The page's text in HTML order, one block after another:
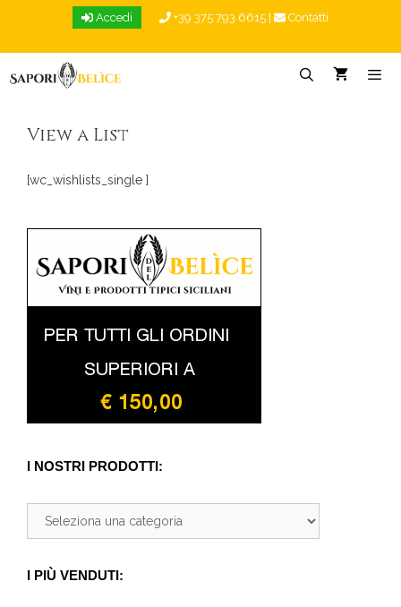
Accedi +39 375 793 6615 Contatti
View a List
[wc_wishlists_single ]
I NOSTRI PRODOTTI:
I PIÙ VENDUTI: